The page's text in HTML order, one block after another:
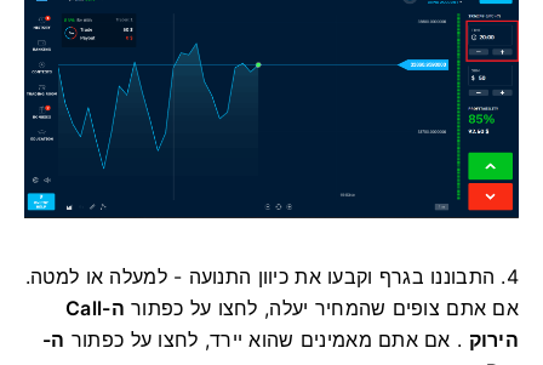
4. התבוננו בגרף וקבעו את כיוון התנועה - למעלה או למטה.
אם אתם צופים שהמחיר יעלה, לחצו על כפתור
ה-Call
הירוק . אם אתם מאמינים שהוא יירד, לחצו על כפתור ה-